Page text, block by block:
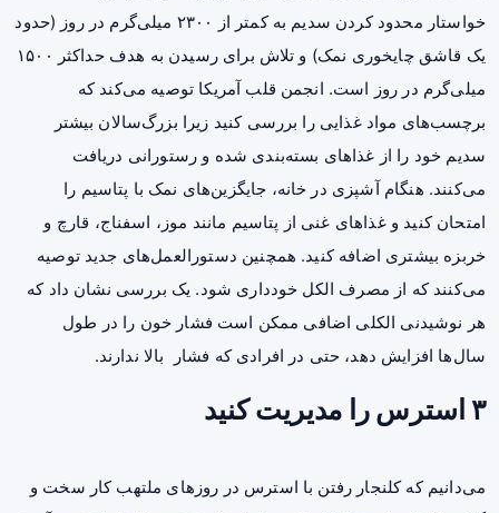
خواستار محدود کردن سدیم به کمتر از ۲۳۰۰ میلی‌گرم در روز (حدود
یک قاشق چایخوری نمک) و تلاش برای رسیدن به هدف حداکثر ۱۵۰۰
میلی‌گرم در روز است. انجمن قلب آمریکا توصیه می‌کند که
برچسب‌های مواد غذایی را بررسی کنید زیرا بزرگ‌سالان بیشتر
سدیم خود را از غذاهای بسته‌بندی شده و رستورانی دریافت
می‌کنند. هنگام آشپزی در خانه، جایگزین‌های نمک با پتاسیم را
امتحان کنید و غذاهای غنی از پتاسیم مانند موز، اسفناج، قارچ و
خربزه بیشتری اضافه کنید. همچنین دستورالعمل‌های جدید توصیه
می‌کنند که از مصرف الکل خودداری شود. یک بررسی نشان داد که
هر نوشیدنی الکلی اضافی ممکن است فشار خون را در طول
سال‌ها افزایش دهد، حتی در افرادی که فشار بالا ندارند.
۳ استرس را مدیریت کنید
می‌دانیم که کلنجار رفتن با استرس در روزهای ملتهب کار سخت و